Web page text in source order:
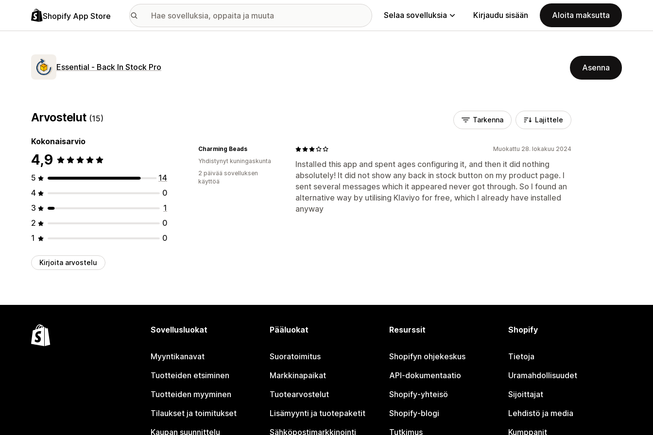
Shopify App Store Selaa sovelluksia Kirjaudu sisään Aloita maksutta
Essential ‑ Back In Stock Pro Asenna
Arvostelut (15)
Kokonaisarvio
4,9
5
14
4
0
3
1
2
0
1
0
Kirjoita arvostelu
Tarkenna Lajittele
Muokattu 28. lokakuu 2024
Installed this app and spent ages configuring it, and then it did nothing
absolutely! It did not show any back in stock button on my product page. I
sent several messages which it appeared never got through. So I found an
alternative way by utilising Klaviyo for free, which I already have installed
anyway
Charming Beads
Yhdistynyt kuningaskunta
2 päivää sovelluksen
käyttöä
Sovellusluokat
Myyntikanavat
Tuotteiden etsiminen
Tuotteiden myyminen
Tilaukset ja toimitukset
Kaupan suunnittelu
Pääluokat
Suoratoimitus
Markkinapaikat
Tuotearvostelut
Lisämyynti ja tuotepaketit
Sähköpostimarkkinointi
Resurssit
Shopifyn ohjekeskus
API-dokumentaatio
Shopify-yhteisö
Shopify-blogi
Tutkimus
Shopify
Tietoja
Uramahdollisuudet
Sijoittajat
Lehdistö ja media
Kumppanit